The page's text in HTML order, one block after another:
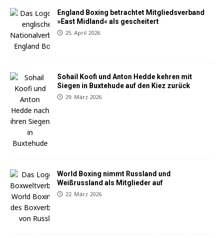
England Boxing betrachtet Mitgliedsverband
»East Midland« als gescheitert
25. April 2026
Sohail Koofi und Anton Hedde kehren mit
Siegen in Buxtehude auf den Kiez zurück
29. März 2026
World Boxing nimmt Russland und
Weißrussland als Mitglieder auf
22. März 2026